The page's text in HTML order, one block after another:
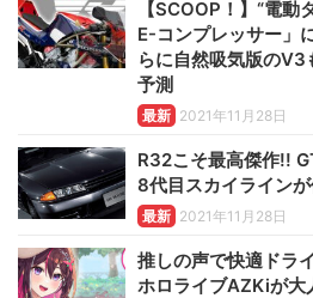
【SCOOP！】“電
E-コンプレッサー」
らに自然吸気版のV3
予測
最新 2021年11月28日
R32こそ最高傑作!!
8代目スカイライン
最新 2021年11月28日
推しの声で快適ドラ
ホロライブAZKiが大